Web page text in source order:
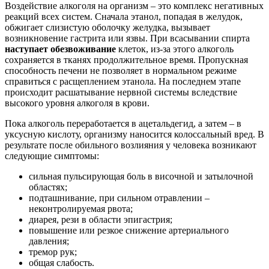
Воздействие алкоголя на организм – это комплекс негативных
реакций всех систем. Сначала этанол, попадая в желудок,
обжигает слизистую оболочку желудка, вызывает
возникновение гастрита или язвы. При всасывании спирта
наступает обезвоживание клеток, из-за этого алкоголь
сохраняется в тканях продолжительное время. Пропускная
способность печени не позволяет в нормальном режиме
справиться с расщеплением этанола. На последнем этапе
происходит расшатывание нервной системы вследствие
высокого уровня алкоголя в крови.
Пока алкоголь переработается в ацетальдегид, а затем – в
уксусную кислоту, организму наносится колоссальный вред. В
результате после обильного возлияния у человека возникают
следующие симптомы:
сильная пульсирующая боль в височной и затылочной
областях;
подташнивание, при сильном отравлении –
неконтролируемая рвота;
диарея, рези в области эпигастрия;
повышение или резкое снижение артериального
давления;
тремор рук;
общая слабость.